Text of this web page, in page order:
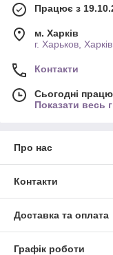
Працює з
м. Харків
г. Харьков,
Контакти
Сьогодні
Показати весь
Про нас
Контакти
Доставка та оплата
Графік роботи